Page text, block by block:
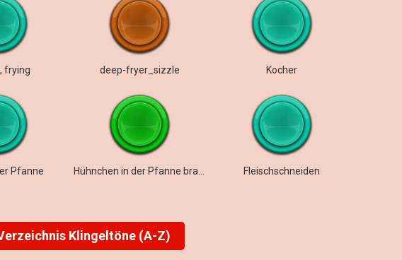
frying deep-fryer_sizzle Kocher
Pfanne Fleischschneiden
Klingeltöne (A-Z)